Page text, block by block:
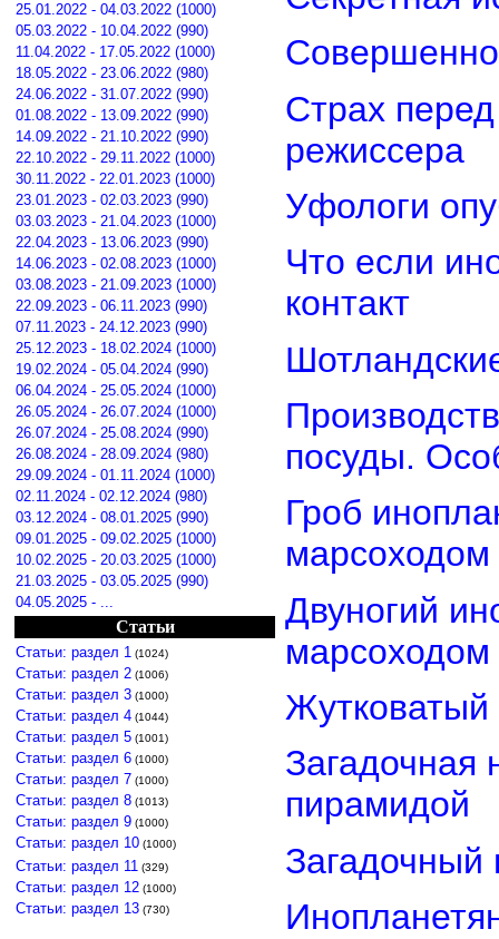
25.01.2022 - 04.03.2022 (1000)
05.03.2022 - 10.04.2022 (990)
11.04.2022 - 17.05.2022 (1000)
18.05.2022 - 23.06.2022 (980)
24.06.2022 - 31.07.2022 (990)
01.08.2022 - 13.09.2022 (990)
14.09.2022 - 21.10.2022 (990)
22.10.2022 - 29.11.2022 (1000)
30.11.2022 - 22.01.2023 (1000)
23.01.2023 - 02.03.2023 (990)
03.03.2023 - 21.04.2023 (1000)
22.04.2023 - 13.06.2023 (990)
14.06.2023 - 02.08.2023 (1000)
03.08.2023 - 21.09.2023 (1000)
22.09.2023 - 06.11.2023 (990)
07.11.2023 - 24.12.2023 (990)
25.12.2023 - 18.02.2024 (1000)
19.02.2024 - 05.04.2024 (990)
06.04.2024 - 25.05.2024 (1000)
26.05.2024 - 26.07.2024 (1000)
26.07.2024 - 25.08.2024 (990)
26.08.2024 - 28.09.2024 (980)
29.09.2024 - 01.11.2024 (1000)
02.11.2024 - 02.12.2024 (980)
03.12.2024 - 08.01.2025 (990)
09.01.2025 - 09.02.2025 (1000)
10.02.2025 - 20.03.2025 (1000)
21.03.2025 - 03.05.2025 (990)
04.05.2025 - ...
Статьи
Статьи: раздел 1 (1024)
Статьи: раздел 2 (1006)
Статьи: раздел 3 (1000)
Статьи: раздел 4 (1044)
Статьи: раздел 5 (1001)
Статьи: раздел 6 (1000)
Статьи: раздел 7 (1000)
Статьи: раздел 8 (1013)
Статьи: раздел 9 (1000)
Статьи: раздел 10 (1000)
Статьи: раздел 11 (329)
Статьи: раздел 12 (1000)
Статьи: раздел 13 (730)
Страх
режиссера
Уфологи
Что если
контакт
посуды.
Гроб
марсоходом
Двуногий
марсоходом
Загадочная
пирамидой